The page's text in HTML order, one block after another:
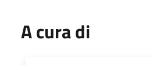
A cura di